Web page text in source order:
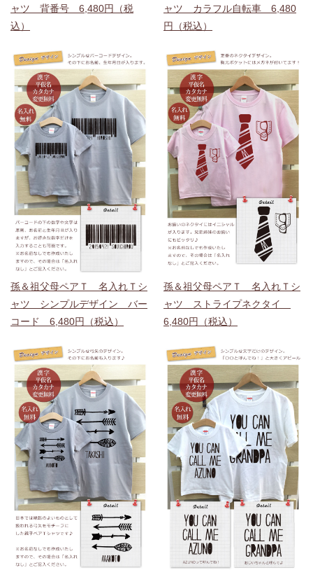
ャツ 背番号 6,480円（税
込）
ャツ カラフル自転車 6,480
円（税込）
孫＆祖父母ペアＴ 名入れＴシ
ャツ シンプルデザイン バー
コード 6,480円（税込）
孫＆祖父母ペアＴ 名入れＴシ
ャツ ストライプネクタイ
6,480円（税込）